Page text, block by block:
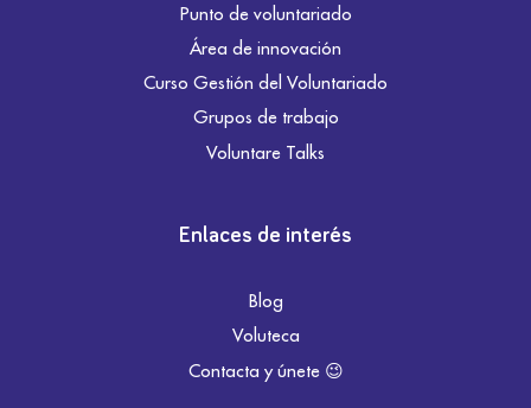
Punto de voluntariado
Área de innovación
Curso Gestión del Voluntariado
Grupos de trabajo
Voluntare Talks
Enlaces de interés
Blog
Voluteca
Contacta y únete 😉